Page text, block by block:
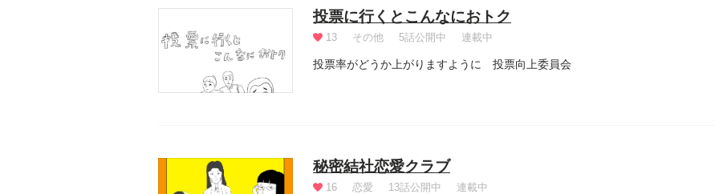
投票に行くとこんなにおトク
13 その他 5話公開中 連載中
投票率がどうか上がりますように 投票向上委員会
秘密結社恋愛クラブ
16 恋愛 13話公開中 連載中